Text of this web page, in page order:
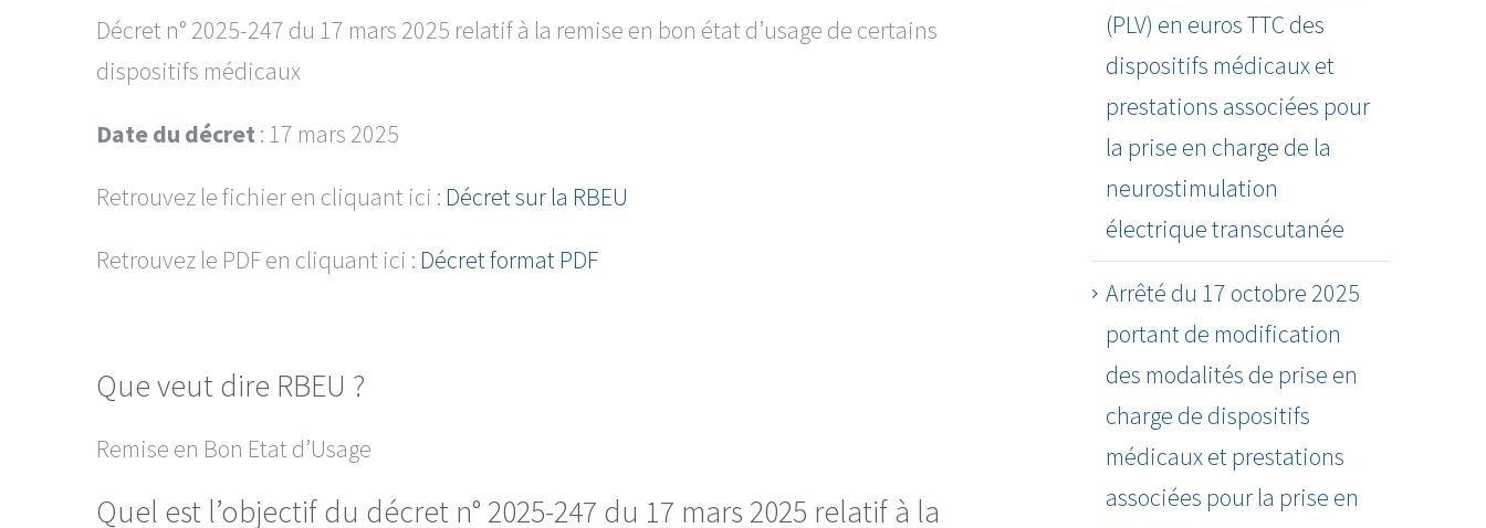
Décret n° 2025-247 du 17 mars 2025 relatif à la remise en bon état d’usage de certains
dispositifs médicaux
Date du décret : 17 mars 2025
Retrouvez le fichier en cliquant ici : Décret sur la RBEU
Retrouvez le PDF en cliquant ici : Décret format PDF
Que veut dire RBEU ?
Remise en Bon Etat d’Usage
Quel est l’objectif du décret n° 2025-247 du 17 mars 2025 relatif à la
(PLV) en euros TTC des
dispositifs médicaux et
prestations associées pour
la prise en charge de la
neurostimulation
électrique transcutanée
Arrêté du 17 octobre 2025
portant de modification
des modalités de prise en
charge de dispositifs
médicaux et prestations
associées pour la prise en